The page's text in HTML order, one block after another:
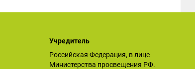
Учредитель
Российская Федерация, в лице
Министерства просвещения РФ.